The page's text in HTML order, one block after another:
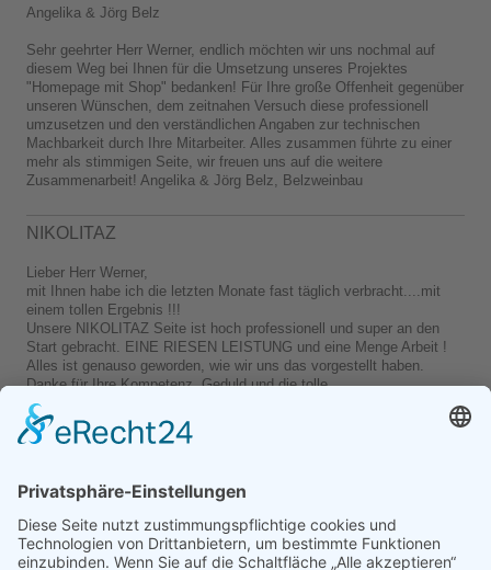
Angelika & Jörg Belz
Sehr geehrter Herr Werner, endlich möchten wir uns nochmal auf
diesem Weg bei Ihnen für die Umsetzung unseres Projektes
"Homepage mit Shop" bedanken! Für Ihre große Offenheit gegenüber
unseren Wünschen, dem zeitnahen Versuch diese professionell
umzusetzen und den verständlichen Angaben zur technischen
Machbarkeit durch Ihre Mitarbeiter. Alles zusammen führte zu einer
mehr als stimmigen Seite, wir freuen uns auf die weitere
Zusammenarbeit! Angelika & Jörg Belz, Belzweinbau
NIKOLITAZ
Lieber Herr Werner,
mit Ihnen habe ich die letzten Monate fast täglich verbracht....mit
einem tollen Ergebnis !!!
Unsere NIKOLITAZ Seite ist hoch professionell und super an den
Start gebracht. EINE RIESEN LEISTUNG und eine Menge Arbeit !
Alles ist genauso geworden, wie wir uns das vorgestellt haben.
Danke für Ihre Kompetenz, Geduld und die tolle
Zusammenarbeit/Ihre Monika Schmitz NIKOLITAZ Fashion Brand
Ich brauchte relativ kurzfristig eine professionelle Seite für meinen
Die Seite wird jetzt auch von ihm betreut und zeitnah aktualisiert. Mit
der Zusammenarbeit bin ich äußerst zufrieden. Ich freue mich auf die
weitere erfolgreiche Kooperation mit der Agentur Werner und kann sie